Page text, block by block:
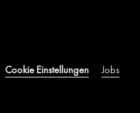
Cookie Einstellungen Jobs